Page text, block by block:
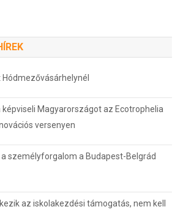
Magyarországot az Ecotrophelia
versenyen
személyforgalom a Budapest-Belgrád
az iskolakezdési támogatás, nem kell